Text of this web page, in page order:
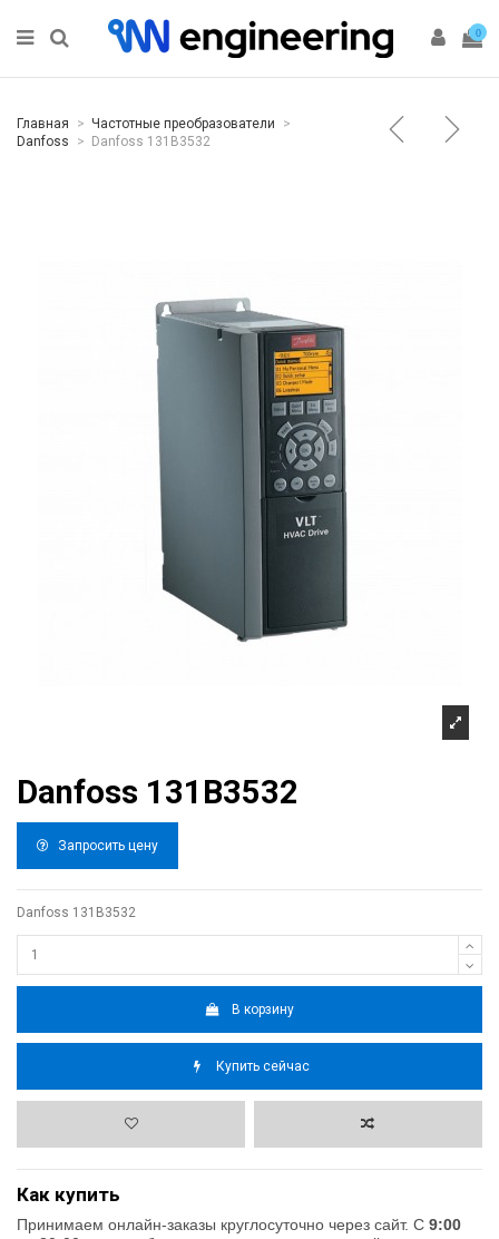
0
Главная
Частотные преобразователи
Danfoss
Danfoss 131B3532
Danfoss 131B3532
Запросить цену
Danfoss 131B3532
В корзину
Купить сейчас
Как купить
Принимаем онлайн-заказы круглосуточно через сайт. С 9:00